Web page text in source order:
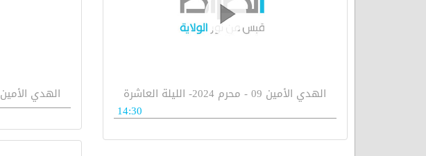
الهدي الأمين 09 - محرم 2024- الليلة العاشرة
14:30
الهدي الأمين 08 - محرم 2023- الليلة الخامسة